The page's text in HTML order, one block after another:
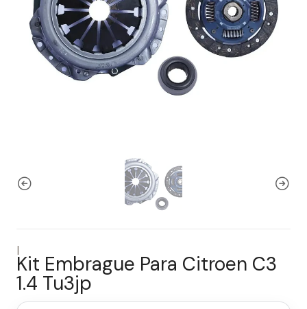
|
Kit Embrague Para Citroen C3
1.4 Tu3jp